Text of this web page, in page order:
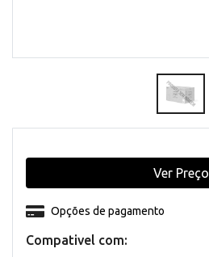
Compativel com:
Opções de pagamento
Ver Preço